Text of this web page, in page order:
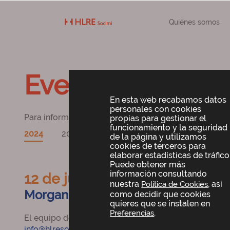
Quiénes somos
Eventos
Para información sobre cualquier evento puede
2024
2023 2022 2021 2020 2019
12 de junio de 2024
Morgan Stanley RE Capital Markets
El equipo de Lar España atenderá el 12 de junio, la
En esta web recabamos datos
personales con cookies
propias para gestionar el
funcionamiento y la seguridad
de la página y utilizamos
cookies de terceros para
elaborar estadísticas de
Puede obtener más
información consultando
nuestra Política de Cookies, así
como decidir que cookies
quieres que se instalen en
Preferencias.